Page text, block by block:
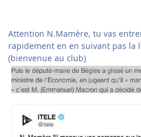
Attention N.Mamère, tu vas
rapidement en en suivant pas la
(bienvenue au club)